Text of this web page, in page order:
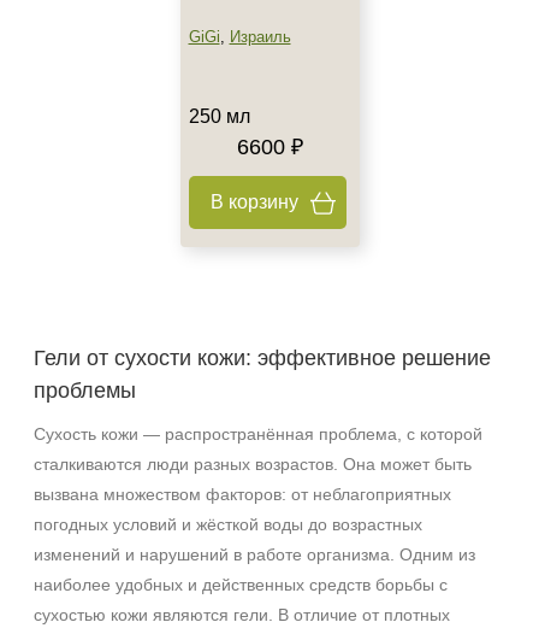
GiGi, Израиль
250 мл
6600 ₽
В корзину
Гели от сухости кожи: эффективное решение
проблемы
Сухость кожи — распространённая проблема, с которой
сталкиваются люди разных возрастов. Она может быть
вызвана множеством факторов: от неблагоприятных
погодных условий и жёсткой воды до возрастных
изменений и нарушений в работе организма. Одним из
наиболее удобных и действенных средств борьбы с
сухостью кожи являются гели. В отличие от плотных